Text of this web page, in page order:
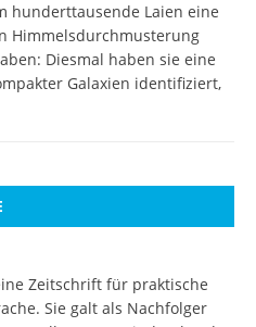
hunderttausende Laien eine
Himmelsdurchmusterung
Diesmal haben sie eine
Galaxien identifiziert,
Zeitschrift für praktische
Sie galt als Nachfolger